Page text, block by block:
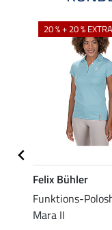
20 % + 20 % EXTRA
Felix Bühler
Funktions-
Mara II